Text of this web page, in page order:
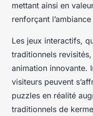
mettant ainsi en
renforçant
Les jeux interactifs,
traditionnels
animation innovante.
visiteurs peuvent
puzzles en réalité
traditionnels de